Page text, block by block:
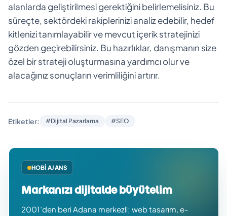
alanlarda geliştirilmesi gerektiğini belirlemelisiniz. Bu
süreçte, sektördeki rakiplerinizi analiz edebilir, hedef
kitlenizi tanımlayabilir ve mevcut içerik stratejinizi
gözden geçirebilirsiniz. Bu hazırlıklar, danışmanın size
özel bir strateji oluşturmasına yardımcı olur ve
alacağınız sonuçların verimliliğini artırır.
Etiketler: #Dijital Pazarlama #SEO
HOBI AJANS
Markanızı dijitalde büyütelim
2001’den beri Adana merkezli; web tasarım, e-